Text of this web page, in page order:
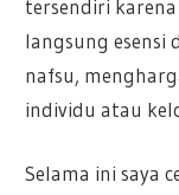
tersendiri
langsung esensi
nafsu,
individu atau
Selama ini saya